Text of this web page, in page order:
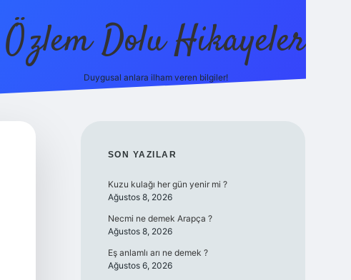
Özlem Dolu Hikayeler
Duygusal anlara ilham veren bilgiler!
SIDEBAR
SON YAZILAR
Kuzu kulağı her gün yenir mi ?
Ağustos 8, 2026
Necmi ne demek Arapça ?
Ağustos 8, 2026
Eş anlamlı arı ne demek ?
Ağustos 6, 2026